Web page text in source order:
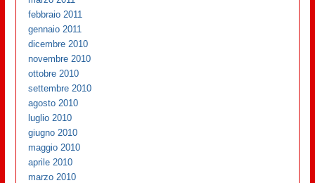
febbraio 2011
gennaio 2011
dicembre 2010
novembre 2010
ottobre 2010
settembre 2010
agosto 2010
luglio 2010
giugno 2010
maggio 2010
aprile 2010
marzo 2010